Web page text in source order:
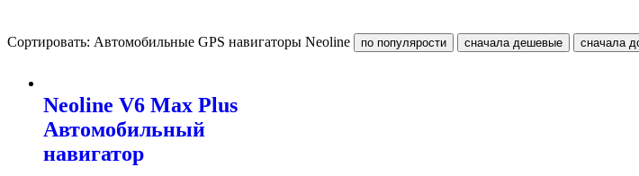
Сортировать: Автомобильные GPS навигаторы Neoline
Neoline V6 Max Plus
Автомобильный
навигатор